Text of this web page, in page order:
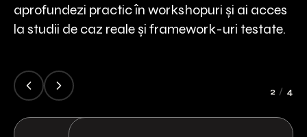
aprofundezi practic în workshopuri și ai acces
la studii de caz reale și framework-uri testate.
2 / 4